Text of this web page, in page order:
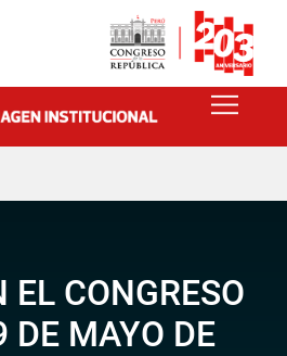
CONGRESO
DE MAYO DE